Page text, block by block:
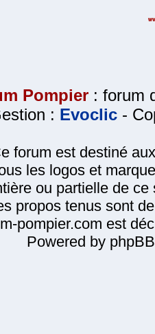
Pompier : forum
: Evoclic -
forum est destiné
les logos et
ou partielle de
propos tenus sont
pompier.com est
Powered by